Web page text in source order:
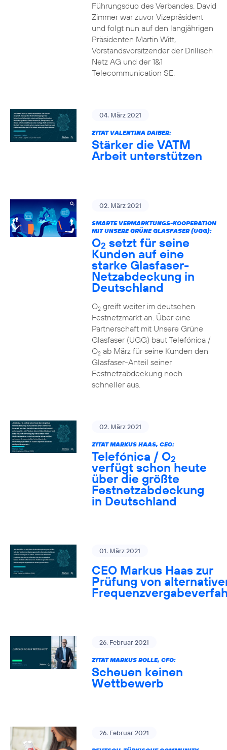
Führungsduo des Verbandes. David
Zimmer war zuvor Vizepräsident
und folgt nun auf den langjährigen
Präsidenten Martin Witt,
Vorstandsvorsitzender der Drillisch
Netz AG und der 1&1
Telecommunication SE.
04. März 2021
ZITAT VALENTINA DAIBER:
Stärker die VATM
Arbeit unterstützen
02. März 2021
SMARTE VERMARKTUNGS-KOOPERATION
MIT UNSERE GRÜNE GLASFASER (UGG):
O2 setzt für seine
Kunden auf eine
starke Glasfaser-
Netzabdeckung in
Deutschland
O2greift weiter im deutschen
Festnetzmarkt an. Über eine
Partnerschaft mit Unsere Grüne
Glasfaser (UGG) baut Telefónica /
O2ab März für seine Kunden den
Glasfaser-Anteil seiner
Festnetzabdeckung noch
schneller aus.
02. März 2021
ZITAT MARKUS HAAS, CEO:
Telefónica / O2
verfügt schon heute
über die größte
Festnetzabdeckung
in Deutschland
01. März 2021
CEO Markus Haas zur
Prüfung von
26. Februar 2021
ZITAT MARKUS ROLLE, CFO:
Scheuen keinen
Wettbewerb
26. Februar 2021